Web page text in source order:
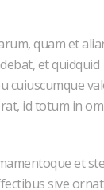
quam et
et quidquid
cuiuscumque
id totum in
et
sive